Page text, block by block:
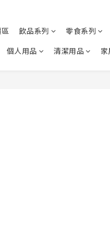
飲品系列 零食系列
個人用品 清潔用品